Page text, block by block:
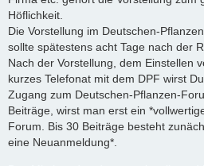
Höflichkeit.
Die Vorstellung im Deutschen-
sollte spätestens acht Tage nach der
Nach der Vorstellung, dem Einstellen
kurzes Telefonat mit dem DPF wirst
Zugang zum Deutschen-Pflanzen-
Beiträge, wirst man erst ein
Forum. Bis 30 Beiträge besteht
eine Neuanmeldung*.